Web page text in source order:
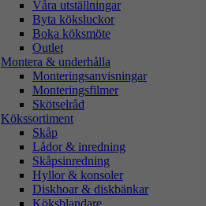
Våra utställningar
Byta köksluckor
Boka köksmöte
Outlet
Montera & underhålla
Monteringsanvisningar
Monteringsfilmer
Skötselråd
Kökssortiment
Skåp
Lådor & inredning
Skåpsinredning
Hyllor & konsoler
Diskhoar & diskbänkar
Köksblandare